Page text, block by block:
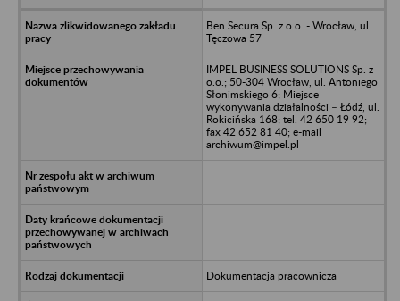
Ben Secura Sp. z o.o. - Wrocław, ul.
Tęczowa 57
IMPEL BUSINESS SOLUTIONS Sp. z
o.o.; 50-304 Wrocław, ul. Antoniego
Słonimskiego 6; Miejsce
wykonywania działalności – Łódź, ul.
Rokicińska 168; tel. 42 650 19 92;
fax 42 652 81 40; e-mail
archiwum@impel.pl
Dokumentacja pracownicza